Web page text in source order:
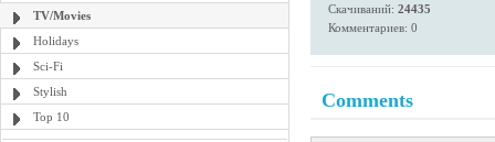
TV/Movies
Holidays
Sci-Fi
Stylish
Top 10
Скачиваний: 24435
Комментариев: 0
Comments